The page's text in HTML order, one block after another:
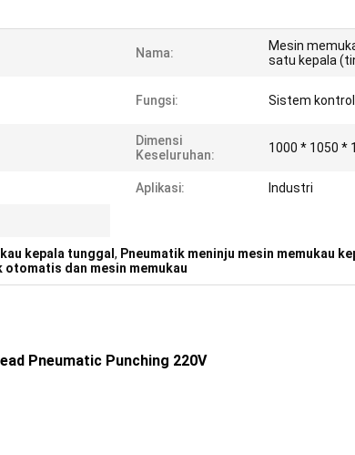
Nama:
Mesin
satu kepala
Fungsi: Sistem
Dimensi
Keseluruhan:
1000 * 1050 *
Aplikasi: Industri
kepala tunggal , Pneumatik meninju mesin memukau
otomatis dan mesin memukau
Pneumatic Punching 220V​